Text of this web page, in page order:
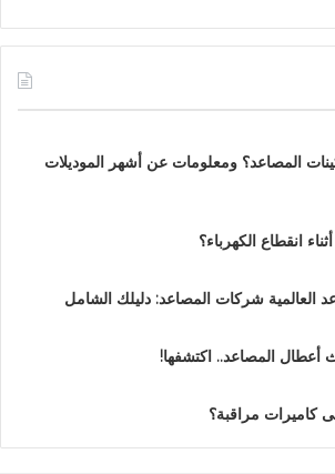
المصاعد؟ ومعلومات عن أشهر الموديلات
انقطاع الكهرباء؟
العالمية شركات المصاعد: دليلك الشامل
أعطال المصاعد.. اكتشفها!
كاميرات مراقبة؟